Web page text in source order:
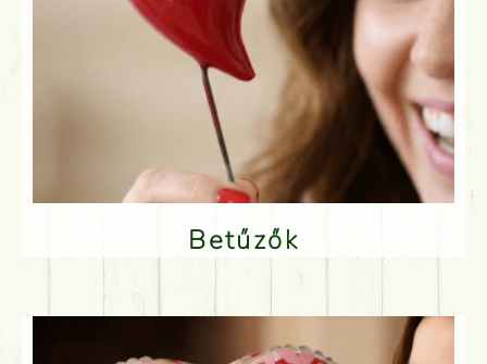
Betűzők